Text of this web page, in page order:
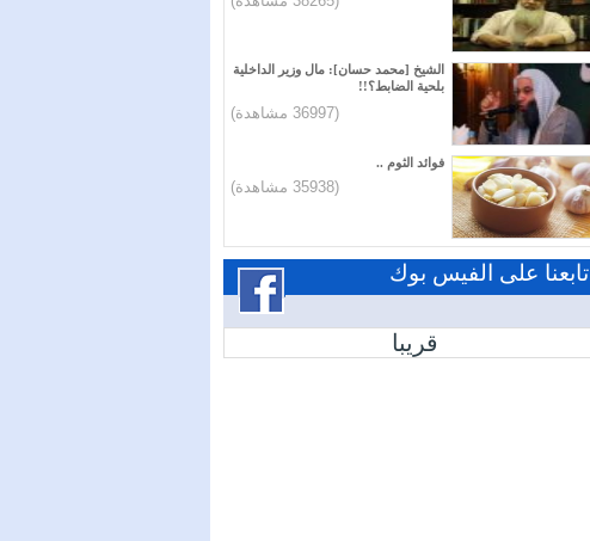
الشيخ [محمد حسان]: مال وزير الداخلية
بلحية الضابط؟!!
(36997 مشاهدة)
فوائد الثوم ..
(35938 مشاهدة)
تابعنا على الفيس بوك
قريبا